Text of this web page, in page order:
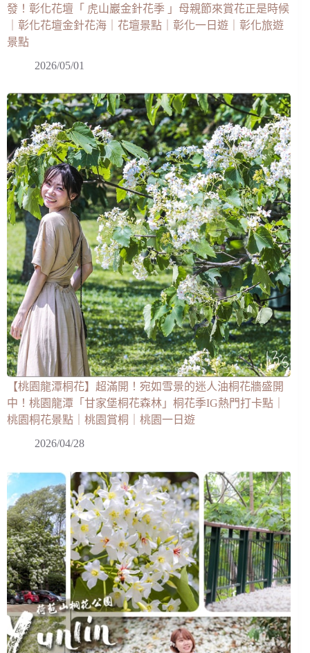
發！彰化花壇「 虎山巖金針花季 」母親節來賞花正是時候
｜彰化花壇金針花海｜花壇景點｜彰化一日遊｜彰化旅遊
景點
2026/05/01
【桃園龍潭桐花】超滿開！宛如雪景的迷人油桐花牆盛開
中！桃園龍潭「甘家堡桐花森林」桐花季IG熱門打卡點｜
桃園桐花景點｜桃園賞桐｜桃園一日遊
2026/04/28